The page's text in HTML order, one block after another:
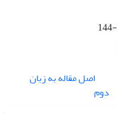
اصل مقاله به زبان
دوم